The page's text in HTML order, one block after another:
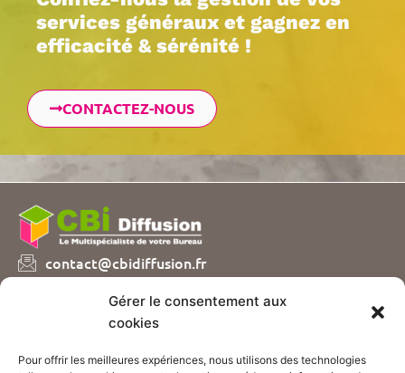
Gérer le consentement aux
cookies
Pour offrir les meilleures expériences, nous utilisons des technologies
services généraux et gagnez en
efficacité & sérénité !
CONTACTEZ-NOUS
contact@cbidiffusion.fr
Parc d’entreprises Visionis
01090 GUEREINS
Nous vous proposons plusieurs catalogues de